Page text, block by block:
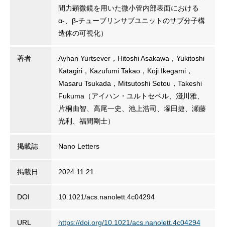
間力顕微鏡を用いた微小管内部表面における
α-、β-チューブリンサブユニットのサブ分子構
造体の可視化）
著者
Ayhan Yurtsever，Hitoshi Asakawa，Yukitoshi
Katagiri，Kazufumi Takao，Koji Ikegami，
Masaru Tsukada，Mitsutoshi Setou，Takeshi
Fukuma（アイハン・ユルトセベル、淺川雅、
片桐由智、高尾一史、池上浩司、塚田捷、瀬藤
光利、福間剛士）
掲載誌 Nano Letters
掲載日 2024.11.21
DOI 10.1021/acs.nanolett.4c04294
URL https://doi.org/10.1021/acs.nanolett.4c04294